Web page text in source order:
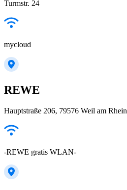
Turmstr. 24
mycloud
REWE
Hauptstraße 206, 79576 Weil am
-REWE gratis WLAN-